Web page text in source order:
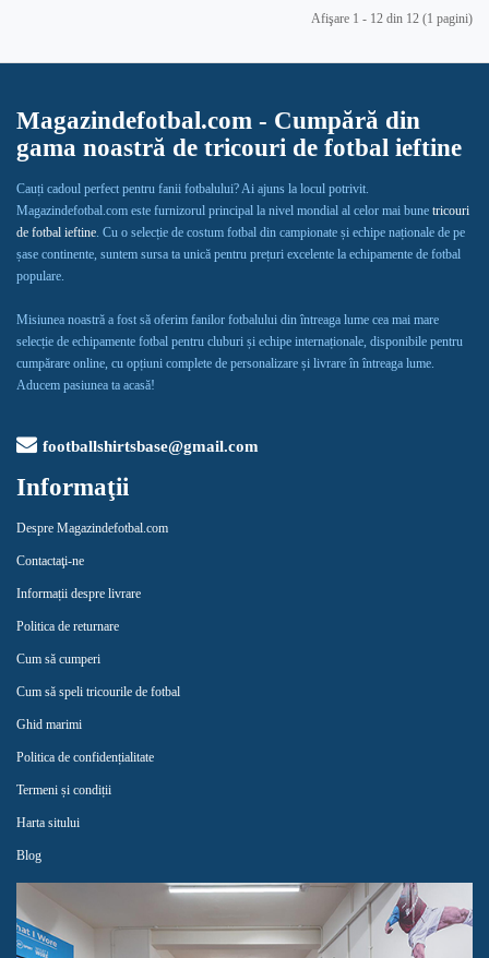
Afişare 1 - 12 din 12 (1 pagini)
Magazindefotbal.com - Cumpără din
gama noastră de tricouri de fotbal ieftine
Cauți cadoul perfect pentru fanii fotbalului? Ai ajuns la locul potrivit.
Magazindefotbal.com este furnizorul principal la nivel mondial al celor mai bune tricouri
de fotbal ieftine. Cu o selecție de costum fotbal din campionate și echipe naționale de pe
șase continente, suntem sursa ta unică pentru prețuri excelente la echipamente de fotbal
populare.
Misiunea noastră a fost să oferim fanilor fotbalului din întreaga lume cea mai mare
selecție de echipamente fotbal pentru cluburi și echipe internaționale, disponibile pentru
cumpărare online, cu opțiuni complete de personalizare și livrare în întreaga lume.
Aducem pasiunea ta acasă!
footballshirtsbase@gmail.com
Informaţii
Despre Magazindefotbal.com
Contactaţi-ne
Informații despre livrare
Politica de returnare
Cum să cumperi
Cum să speli tricourile de fotbal
Ghid marimi
Politica de confidențialitate
Termeni și condiții
Harta sitului
Blog